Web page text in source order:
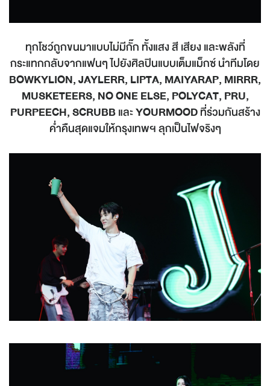
ทุกโชว์ถูกขนมาแบบไม่มีกั๊ก ทั้งแสง สี เสียง และพลังที่
กระแทกกลับจากแฟนๆ ไปยังศิลปินแบบเต็มแม็กซ์ นำทีมโดย
BOWKYLION, JAYLERR, LIPTA, MAIYARAP, MIRRR,
MUSKETEERS, NO ONE ELSE, POLYCAT, PRU,
PURPEECH, SCRUBBและYOURMOODที่ร่วมกันสร้าง
ค่ำคืนสุดแจมให้กรุงเทพฯ ลุกเป็นไฟจริงๆ